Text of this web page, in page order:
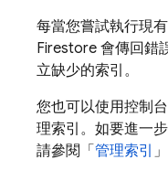
每當您嘗試執行現
Firestore 會傳回錯
立缺少的索引。
您也可以使用控制
理索引。如要進一
請參閱「 管理索引 」